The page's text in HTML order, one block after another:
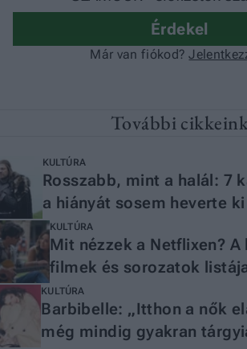
További
KULTÚRA
Rosszabb, mint a halál: 7
a hiányát sosem heverte
KULTÚRA
Mit nézzek a Netflixen?
filmek és sorozatok
KULTÚRA
Barbibelle: „Itthon a nők
még mindig gyakran